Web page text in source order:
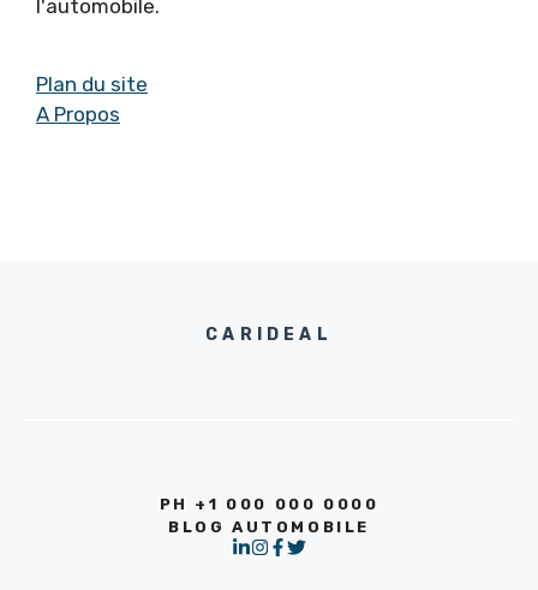
l'automobile.
Plan du site
A Propos
CARIDEAL
PH +1 000 000 0000
BLOG AUTOMOBILE